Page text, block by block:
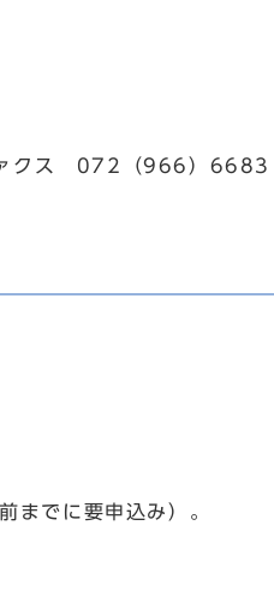
ァクス 072（966）6683
までに要申込み）。